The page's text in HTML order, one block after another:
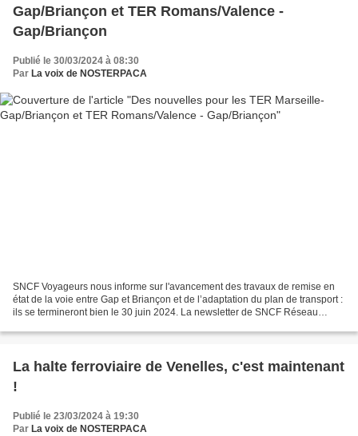
Gap/Briançon et TER Romans/Valence -
Gap/Briançon
Publié le 30/03/2024 à 08:30
Par La voix de NOSTERPACA
SNCF Voyageurs nous informe sur l'avancement des travaux de remise en
état de la voie entre Gap et Briançon et de l’adaptation du plan de transport :
ils se termineront bien le 30 juin 2024. La newsletter de SNCF Réseau
La halte ferroviaire de Venelles, c'est maintenant
!
Publié le 23/03/2024 à 19:30
Par La voix de NOSTERPACA